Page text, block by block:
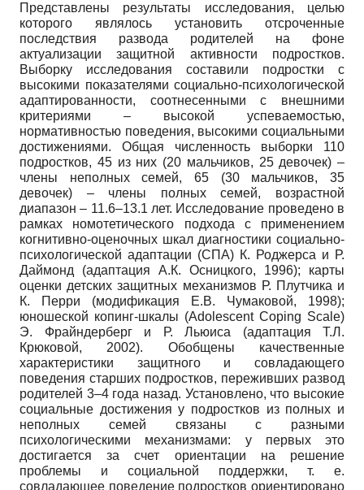
Представлены результаты исследования, целью
которого являлось установить отсроченные
последствия развода родителей на фоне
актуализации защитной активности подростков.
Выборку исследования составили подростки с
высокими показателями социально-психологической
адаптированности, соотнесенными с внешними
критериями – высокой успеваемостью,
нормативностью поведения, высокими социальными
достижениями. Общая численность выборки 110
подростков, 45 из них (20 мальчиков, 25 девочек) –
члены неполных семей, 65 (30 мальчиков, 35
девочек) – члены полных семей, возрастной
диапазон – 11.6–13.1 лет. Исследование проведено в
рамках номотетического подхода с применением
когнитивно-оценочных шкал диагностики социально-
психологической адаптации (СПА) К. Роджерса и Р.
Даймонд (адаптация А.К. Осницкого, 1996); карты
оценки детских защитных механизмов Р. Плутчика и
К. Перри (модификация Е.В. Чумаковой, 1998);
юношеской копинг-шкалы (Adolescent Coping Scale)
Э. Фрайндерберг и Р. Льюиса (адаптация Т.Л.
Крюковой, 2002). Обобщены качественные
характеристики защитного и совладающего
поведения старших подростков, переживших развод
родителей 3–4 года назад. Установлено, что высокие
социальные достижения у подростков из полных и
неполных семей связаны с разными
психологическими механизмами: у первых это
достигается за счет ориентации на решение
проблемы и социальной поддержки, т. е.
совладающее поведение подростков ориентировано